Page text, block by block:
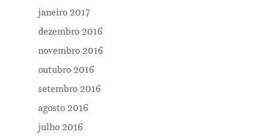
janeiro 2017
dezembro 2016
novembro 2016
outubro 2016
setembro 2016
agosto 2016
julho 2016